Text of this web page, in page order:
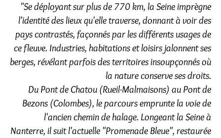
"Se déployant sur plus de 770 km, la Seine imprègne
l'identité des lieux qu'elle traverse, donnant à voir des
pays contrastés, façonnés par les différents usages de
ce fleuve. Industries, habitations et loisirs jalonnent ses
berges, révélant parfois des territoires insoupçonnés où
la nature conserve ses droits.
Du Pont de Chatou (Rueil-Malmaisons) au Pont de
Bezons (Colombes), le parcours emprunte la voie de
l'ancien chemin de halage. Longeant la Seine à
Nanterre, il suit l'actuelle "Promenade Bleue", restaurée